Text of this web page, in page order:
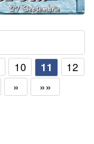
10 11
12
» »»